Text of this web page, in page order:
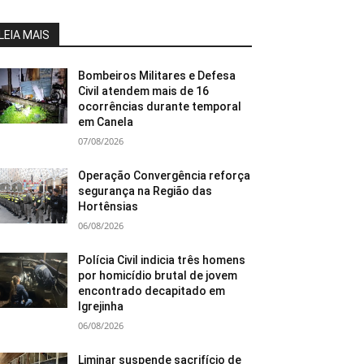
MAIS
Bombeiros Militares e Defesa
Civil atendem mais de 16
ocorrências durante temporal
em Canela
07/08/2026
Operação Convergência reforça
segurança na Região das
Hortênsias
06/08/2026
Polícia Civil indicia três homens
por homicídio brutal de jovem
encontrado decapitado em
Igrejinha
06/08/2026
Liminar suspende sacrifício de